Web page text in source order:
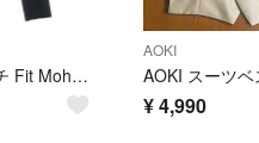
GUCCI グッチ Fit Mohair Wool Tuxedo フィットシルエット モヘアウールタキシード セットアップスーツ テーラードジャケット パンツ ブラック 606245 Z592B
AOKI
¥4,990